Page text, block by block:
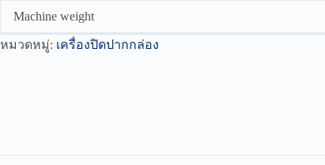
Machine weight
หมวดหมู่: เครื่องปิดปากกล่อง